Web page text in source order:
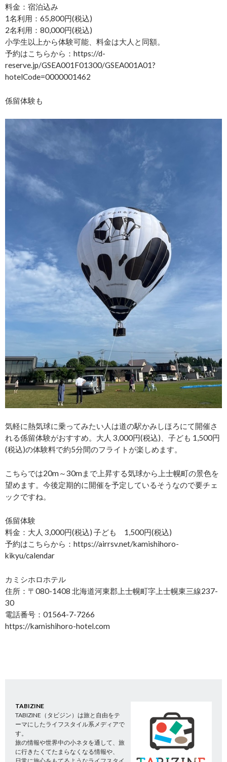
料金：宿泊込み
1名利用：65,800円(税込)
2名利用：80,000円(税込)
小学生以上から体験可能、料金は大人と同額。
予約はこちらから：https://d-
reserve.jp/GSEA001F01300/GSEA001A01?
hotelCode=0000001462
係留体験も
気軽に熱気球に乗ってみたい人は道の駅かみしほろにて開催さ
れる係留体験がおすすめ。大人 3,000円(税込)、子ども 1,500円
(税込)の体験料で約5分間のフライトが楽しめます。
こちらでは20m～30mまで上昇する気球から上士幌町の景色を
望めます。今後定期的に開催を予定しているそうなので要チェ
ックですね。
係留体験
料金：大人 3,000円(税込) 子ども 1,500円(税込)
予約はこちらから：https://airrsv.net/kamishihoro-
kikyu/calendar
カミシホロホテル
住所：〒080-1408 北海道河東郡上士幌町字上士幌東三線237-
30
電話番号：01564-7-7266
https://kamishihoro-hotel.com
TABIZINE
TABIZINE（タビジン）は旅と自由をテ
ーマにしたライフスタイル系メディアで
す。
旅の情報や世界中の小ネタを通して、旅
に行きたくてたまらなくなる情報や、